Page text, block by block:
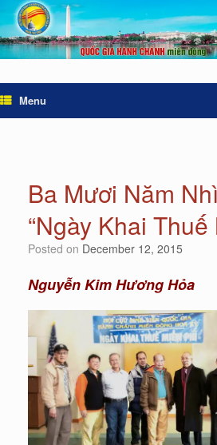
Menu
Ba Mươi Năm
“Ngày Khai Thuế
Posted on December 12, 2015
Nguyễn Kim Hương Hỏa